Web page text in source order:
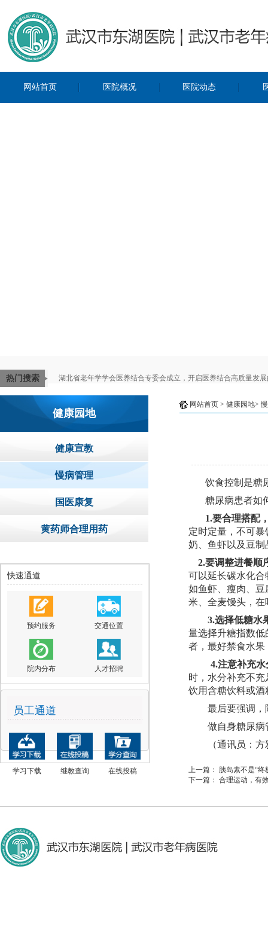
网站首页 医院概况 医院动态
热门搜索 湖北省老年学学会医养结合专委会成立，开启医养结合高质量发
健康园地
健康宣教
慢病管理
国医康复
黄药师合理用药
快速通道
预约服务 交通位置
院内分布 人才招聘
员工通道
学习下载 继教查询 在线投稿
网站首页 > 健康园地>
饮食控制是糖
糖尿病患者如
1.要合理搭配
定时定量， 不可暴
奶、鱼虾以及豆
2.要调整进餐顺
可以延长碳水化
如鱼虾、瘦肉、
米、全麦馒头，
3.选择低糖水
量选择升糖指数
者，最好禁食水
4.注意补充水
时，水分补充不
饮用含糖饮料或酒
最后要强调，
做自身糖尿病
（通讯员：
上一篇： 胰岛素不是“
下一篇： 合理运动，有